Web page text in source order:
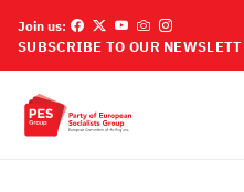
Join us:
SUBSCRIBE TO OUR